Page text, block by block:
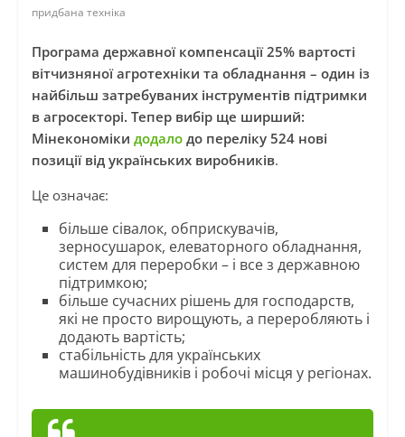
придбана техніка
Програма державної компенсації 25% вартості
вітчизняної агротехніки та обладнання – один із
найбільш затребуваних інструментів підтримки
в агросекторі. Тепер вибір ще ширший:
Мінекономіки додалодо переліку 524 нові
позиції від українських виробників.
Це означає:
більше сівалок, обприскувачів,
зерносушарок, елеваторного обладнання,
систем для переробки – і все з державною
підтримкою;
більше сучасних рішень для господарств,
які не просто вирощують, а переробляють і
додають вартість;
стабільність для українських
машинобудівників і робочі місця у регіонах.